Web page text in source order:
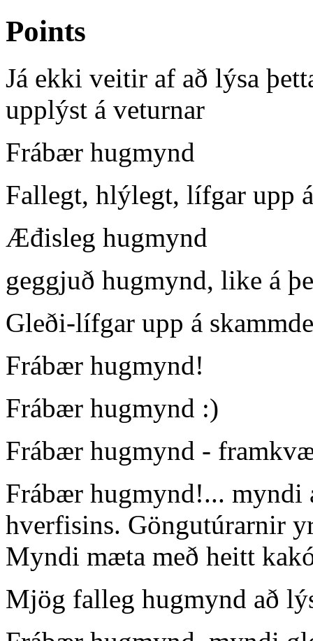
Points
Já ekki veitir af að lýsa
upplýst á veturnar
Frábær hugmynd
Fallegt, hlýlegt, lífgar upp
Æđisleg hugmynd
geggjuð hugmynd, like á
Gleði-lífgar upp á
Frábær hugmynd!
Frábær hugmynd :)
Frábær hugmynd -
Frábær hugmynd!... myndi
hverfisins. Göngutúrarnir
Myndi mæta með heitt
Mjög falleg hugmynd að